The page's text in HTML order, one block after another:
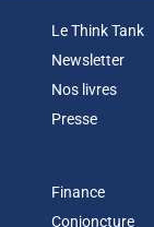
Le Think Tank
Newsletter
Nos livres
Presse
Finance
Conjoncture